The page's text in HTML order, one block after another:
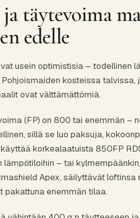
ja täytevoima
edelle
usein optimistisia – todellinen
kosteissa talvissa,
ovat välttämättömiä.
(FP) on 800 tai enemmän –
sillä se luo paksuja,
korkealaatuista 850FP
– tai
Apex, säilyttävät
pakattuna enemmän tilaa.